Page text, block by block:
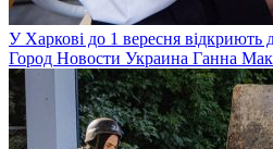
У Харкові до 1 вересня відкриють
Город Новости Украина Ганна